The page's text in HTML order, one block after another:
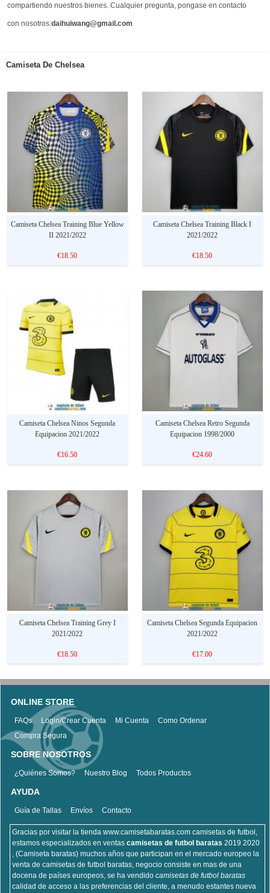
compartiendo nuestros bienes. Cualquier pregunta, pongase en contacto
con nosotros:daihuiwang@gmail.com
Camiseta De Chelsea
Camiseta Chelsea Training Blue Yellow
II 2021/2022
€18.50
Camiseta Chelsea Training Black I
2021/2022
€18.50
Camiseta Chelsea Ninos Segunda
Equipacion 2021/2022
€16.50
Camiseta Chelsea Retro Segunda
Equipacion 1998/2000
€24.60
Camiseta Chelsea Training Grey I
2021/2022
€18.50
Camiseta Chelsea Segunda Equipacion
2021/2022
€17.00
ONLINE STORE
FAQs Login/Crear Cuenta Mi Cuenta
Como Ordenar
Compra Segura
SOBRE NOSOTROS
¿Quiénes Somos? Nuestro Blog Todos Productos
AYUDA
Guía de Tallas Envíos Contacto
Gracias por visitar la tienda www.camisetabaratas.com camisetas de futbol,
estamos especializados en ventas camisetas de futbol baratas 2019 2020
, (Camiseta baratas) muchos años que participan en el mercado europeo la
venta de camisetas de futbol baratas, negocio consiste en mas de una
docena de países europeos, se ha vendido camisetas de futbol baratas
calidad de acceso a las preferencias del cliente, a menudo estantes nueva